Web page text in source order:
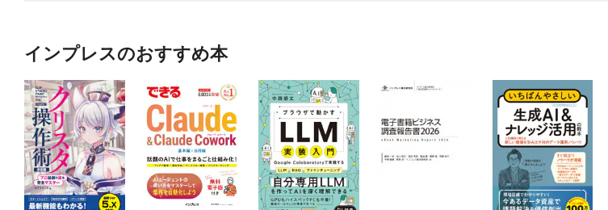
インプレスのおすすめ本